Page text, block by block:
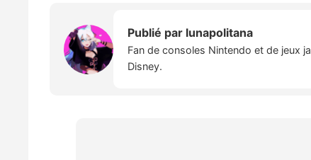
Publié par lunapolitana
Fan de consoles Nintendo et de jeux
Disney.